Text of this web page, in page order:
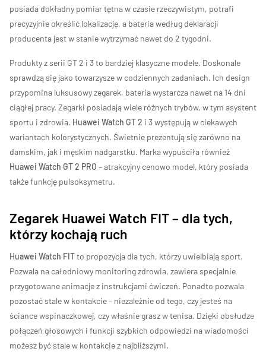
posiada dokładny pomiar tętna w czasie rzeczywistym, potrafi
precyzyjnie określić lokalizację, a bateria według deklaracji
producenta jest w stanie wytrzymać nawet do 2 tygodni.
Produkty z serii GT 2 i 3 to bardziej klasyczne modele. Doskonale
sprawdzą się jako towarzysze w codziennych zadaniach. Ich design
przypomina luksusowy zegarek, bateria wystarcza nawet na 14 dni
ciągłej pracy. Zegarki posiadają wiele różnych trybów, w tym asystent
sportu i zdrowia. Huawei Watch GT 2 i 3 występują w ciekawych
wariantach kolorystycznych. Świetnie prezentują się zarówno na
damskim, jak i męskim nadgarstku. Marka wypuściła również
Huawei Watch GT 2 PRO – atrakcyjny cenowo model, który posiada
także funkcję pulsoksymetru.
Zegarek Huawei Watch FIT – dla tych,
którzy kochają ruch
Huawei Watch FITto propozycja dla tych, którzy uwielbiają sport.
Pozwala na całodniowy monitoring zdrowia, zawiera specjalnie
przygotowane animacje z instrukcjami ćwiczeń. Ponadto pozwala
pozostać stale w kontakcie – niezależnie od tego, czy jesteś na
ściance wspinaczkowej, czy właśnie grasz w tenisa. Dzięki obsłudze
połączeń głosowych i funkcji szybkich odpowiedzi na wiadomości
możesz być stale w kontakcie z najbliższymi.